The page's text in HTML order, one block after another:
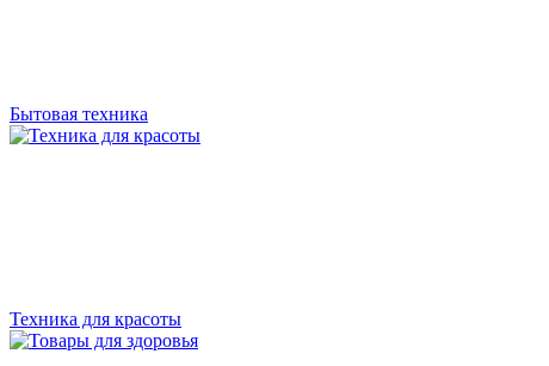
Бытовая техника
Техника для красоты